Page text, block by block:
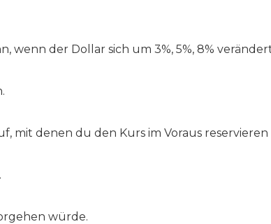
wenn der Dollar sich um 3%, 5%, 8%
mit denen du den Kurs im Voraus reservieren
würde.